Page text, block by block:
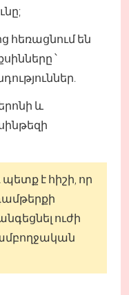
հեռացնում են
՝
և
է հիշի, որ
ուժի